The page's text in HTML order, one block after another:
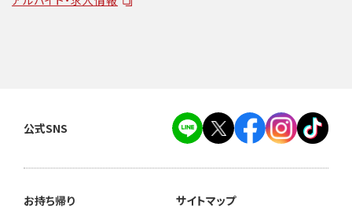
公式SNS
お持ち帰り
サイトマップ